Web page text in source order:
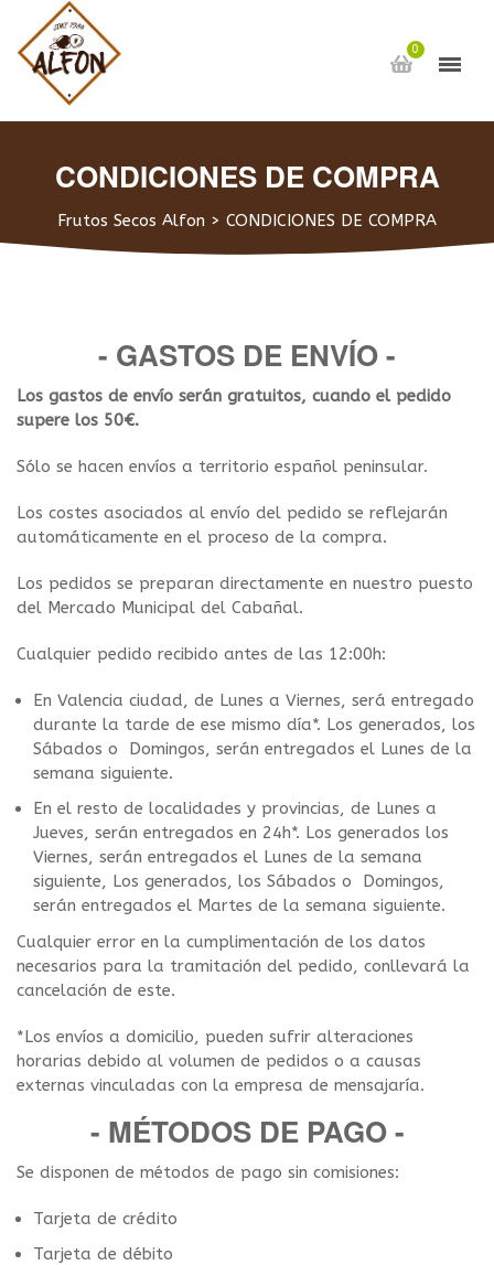
0
CONDICIONES DE COMPRA
Frutos Secos Alfon > CONDICIONES DE COMPRA
- GASTOS DE ENVÍO -
Los gastos de envío serán gratuitos, cuando el pedido
supere los 50€.
Sólo se hacen envíos a territorio español peninsular.
Los costes asociados al envío del pedido se reflejarán
automáticamente en el proceso de la compra.
Los pedidos se preparan directamente en nuestro puesto
del Mercado Municipal del Cabañal.
Cualquier pedido recibido antes de las 12:00h:
En Valencia ciudad, de Lunes a Viernes, será entregado
durante la tarde de ese mismo día*. Los generados, los
Sábados o Domingos, serán entregados el Lunes de la
semana siguiente.
En el resto de localidades y provincias, de Lunes a
Jueves, serán entregados en 24h*. Los generados los
Viernes, serán entregados el Lunes de la semana
siguiente, Los generados, los Sábados o Domingos,
serán entregados el Martes de la semana siguiente.
Cualquier error en la cumplimentación de los datos
necesarios para la tramitación del pedido, conllevará la
cancelación de este.
*Los envíos a domicilio, pueden sufrir alteraciones
horarias debido al volumen de pedidos o a causas
externas vinculadas con la empresa de mensajaría.
- MÉTODOS DE PAGO -
Se disponen de métodos de pago sin comisiones:
Tarjeta de crédito
Tarjeta de débito